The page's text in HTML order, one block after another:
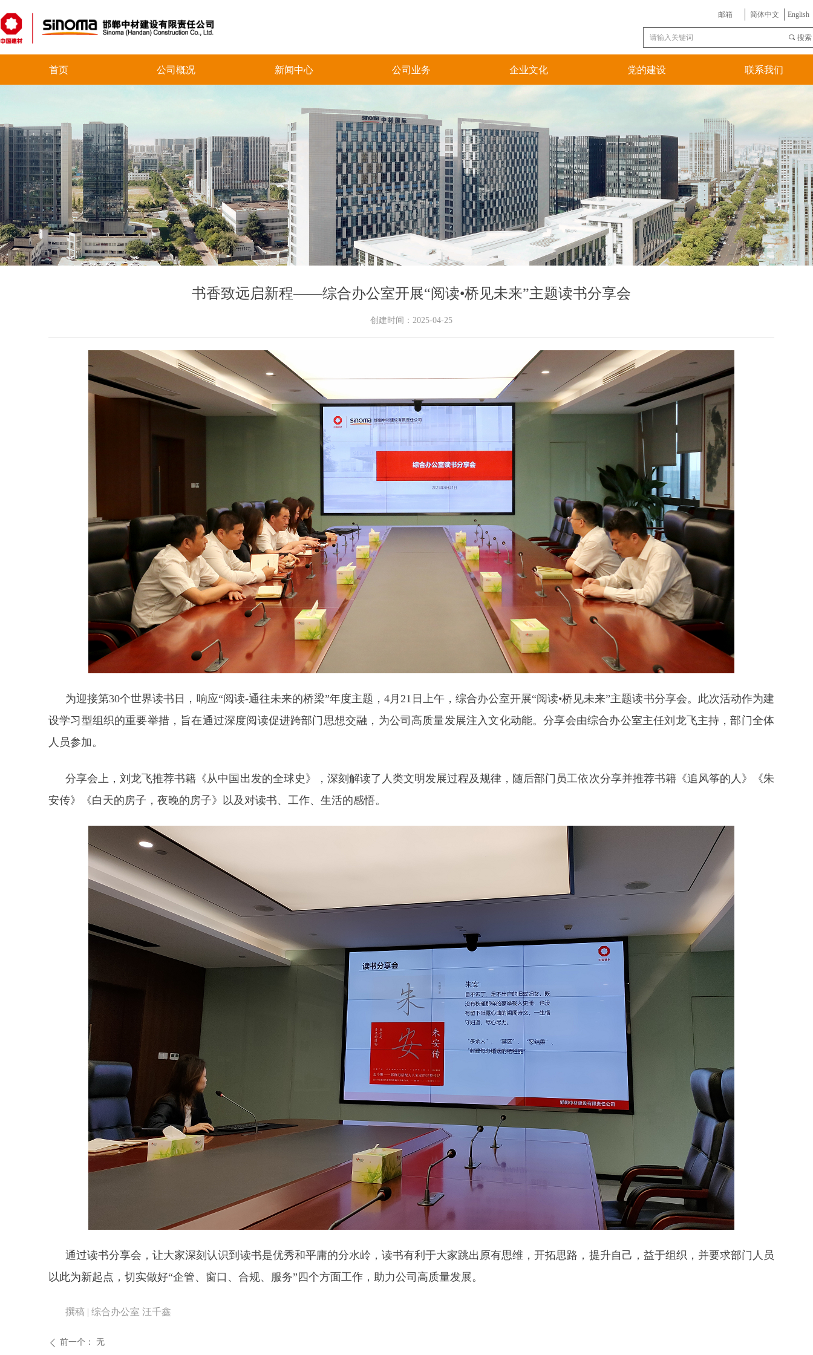
邮箱
끠 搜索
简体中文 English
首页 公司概况 新闻中心 公司业务 企业文化 党的建设 联系我们
书香致远启新程——综合办公室开展“阅读•桥见未来”主题读书分享会
为迎接第30个世界读书日，响应“阅读-通往未来的桥梁”年度主题，4月21日上午，综合办公室开展“阅读•桥见未来”主题读书分享会。此次活动作为建
设学习型组织的重要举措，旨在通过深度阅读促进跨部门思想交融，为公司高质量发展注入文化动能。分享会由综合办公室主任刘龙飞主持，部门全体
人员参加。
分享会上，刘龙飞推荐书籍《从中国出发的全球史》，深刻解读了人类文明发展过程及规律，随后部门员工依次分享并推荐书籍《追风筝的人》《朱
安传》《白天的房子，夜晚的房子》以及对读书、工作、生活的感悟。
通过读书分享会，让大家深刻认识到读书是优秀和平庸的分水岭，读书有利于大家跳出原有思维，开拓思路，提升自己，益于组织，并要求部门人员
以此为新起点，切实做好“企管、窗口、合规、服务”四个方面工作，助力公司高质量发展。
撰稿 | 综合办公室 汪千鑫
ꄴ 前一个： 无
创建时间： 2025-04-25